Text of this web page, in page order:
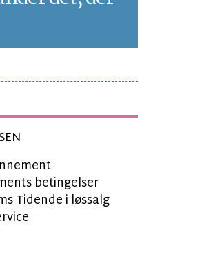
betingelser
Tidende i løssalg